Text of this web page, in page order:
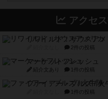
アクセ
リワイルド：サウスアメ
2件の投稿
マーケットフレッシュ
紹介文あり 1件の投稿
ファイアー・ブルズ / 火
1件の投稿